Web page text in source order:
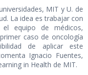
MIT y U. de
La idea es trabajar con
el equipo de médicos,
caso de oncología
de aplicar este
Ignacio Fuentes,
in Health de MIT.